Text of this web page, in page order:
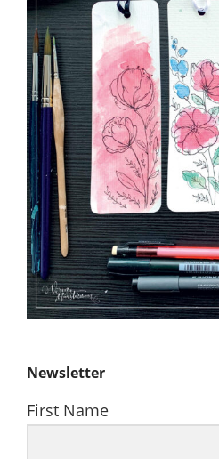
Newsletter
First Name